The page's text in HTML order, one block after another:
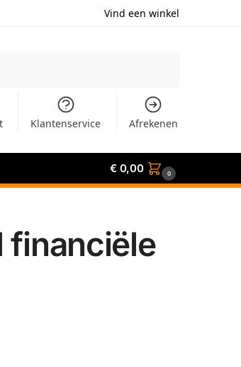
Vind een winkel
Klantenservice Afrekenen
€0,00 0
financiële